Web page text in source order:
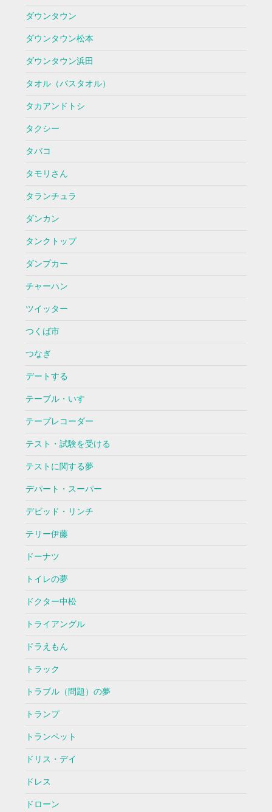
ダウンタウン
ダウンタウン松本
ダウンタウン浜田
タオル（バスタオル）
タカアンドトシ
タクシー
タバコ
タモリさん
タランチュラ
ダンカン
タンクトップ
ダンプカー
チャーハン
ツイッター
つくば市
つなぎ
デートする
テーブル・いす
テープレコーダー
テスト・試験を受ける
テストに関する夢
デパート・スーパー
デビッド・リンチ
テリー伊藤
ドーナツ
トイレの夢
ドクター中松
トライアングル
ドラえもん
トラック
トラブル（問題）の夢
トランプ
トランペット
ドリス・デイ
ドレス
ドローン